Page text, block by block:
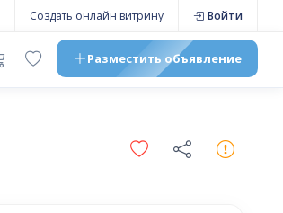
Создать онлайн витрину Войти
Разместить объявление